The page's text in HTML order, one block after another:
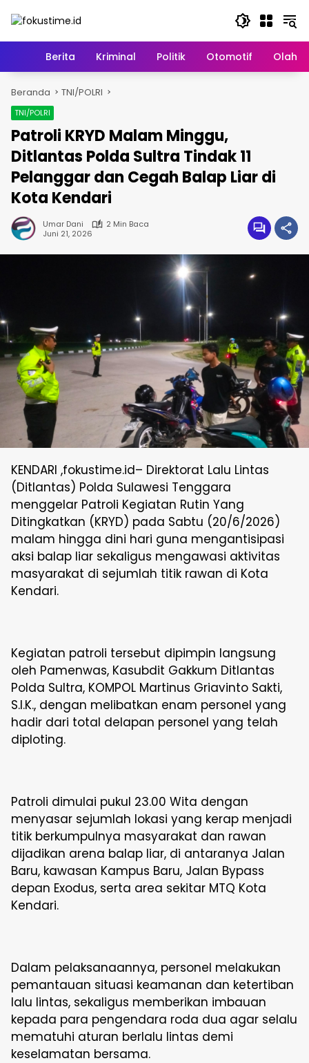
HomeBerita Kriminal Politik Otomotif
Beranda TNI/POLRI
TNI/POLRI
Patroli KRYD Malam Minggu,
Ditlantas Polda Sultra Tindak 11
Pelanggar dan Cegah Balap Liar di
Kota Kendari
Umar Dani
2 Min Baca
Juni 21, 2026
KENDARI ,fokustime.id– Direktorat Lalu Lintas
(Ditlantas) Polda Sulawesi Tenggara
menggelar Patroli Kegiatan Rutin Yang
Ditingkatkan (KRYD) pada Sabtu (20/6/2026)
malam hingga dini hari guna mengantisipasi
aksi balap liar sekaligus mengawasi aktivitas
masyarakat di sejumlah titik rawan di Kota
Kendari.
Kegiatan patroli tersebut dipimpin langsung
oleh Pamenwas, Kasubdit Gakkum Ditlantas
Polda Sultra, KOMPOL Martinus Griavinto Sakti,
S.I.K., dengan melibatkan enam personel yang
hadir dari total delapan personel yang telah
diploting.
Patroli dimulai pukul 23.00 Wita dengan
menyasar sejumlah lokasi yang kerap menjadi
titik berkumpulnya masyarakat dan rawan
dijadikan arena balap liar, di antaranya Jalan
Baru, kawasan Kampus Baru, Jalan Bypass
depan Exodus, serta area sekitar MTQ Kota
Kendari.
Dalam pelaksanaannya, personel melakukan
pemantauan situasi keamanan dan ketertiban
lalu lintas, sekaligus memberikan imbauan
kepada para pengendara roda dua agar selalu
mematuhi aturan berlalu lintas demi
keselamatan bersama.